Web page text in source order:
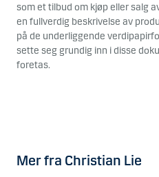
som et tilbud om kjøp eller salg
en fullverdig beskrivelse av
på de underliggende
sette seg grundig inn i disse
foretas.
Mer fra Christian Lie